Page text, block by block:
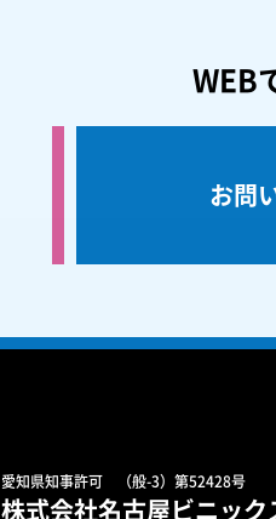
WEB
お問
愛知県知事許可 （般-3）第52428号
株式会社名古屋ビニック